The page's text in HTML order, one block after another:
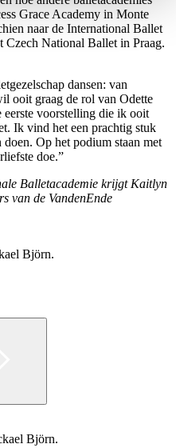
Grace Academy in Monte
naar de International Ballet
Czech National Ballet in Praag.
dansen: van
ooit graag de rol van Odette
eerste voorstelling die ik ooit
Ik vind het een prachtig stuk
Op het podium staan met
doe.”
Balletacademie krijgt Kaitlyn
van de VandenEnde
Björn.
Björn.